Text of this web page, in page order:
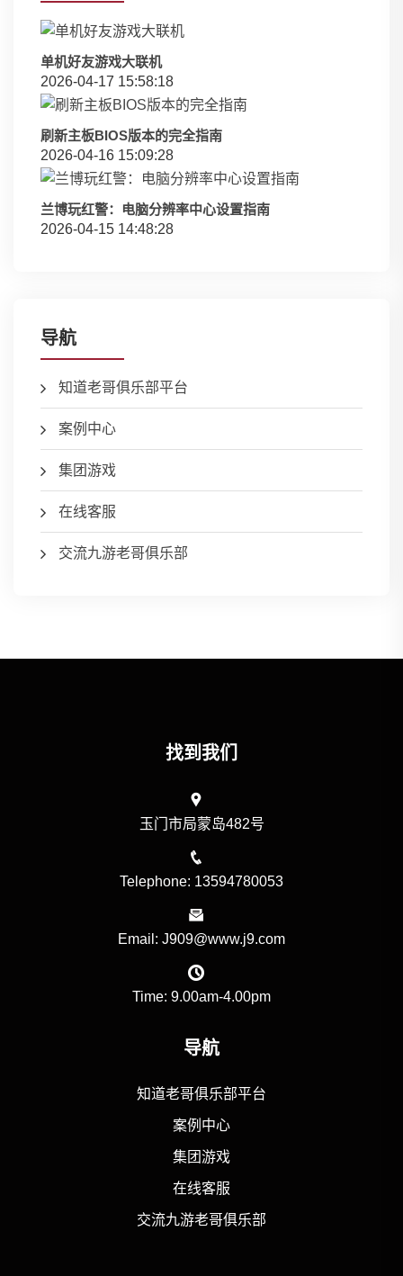
单机好友游戏大联机
2026-04-17 15:58:18
刷新主板BIOS版本的完全指南
2026-04-16 15:09:28
兰博玩红警：电脑分辨率中心设置指南
2026-04-15 14:48:28
导航
知道老哥俱乐部平台
案例中心
集团游戏
在线客服
交流九游老哥俱乐部
找到我们
玉门市局蒙岛482号
Telephone: 13594780053
Email: J909@www.j9.com
Time: 9.00am-4.00pm
导航
知道老哥俱乐部平台
案例中心
集团游戏
在线客服
交流九游老哥俱乐部